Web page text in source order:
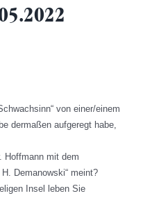
von einer/einem
dermaßen aufgeregt habe,
Hoffmann mit dem
Demanowski“ meint?
Insel leben Sie